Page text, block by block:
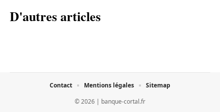
D'autres articles
© 2026 | banque-cortal.fr
Contact Mentions légales Sitemap